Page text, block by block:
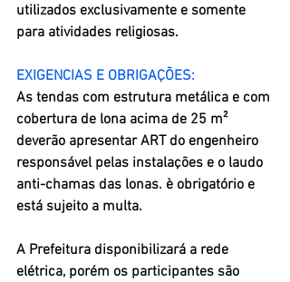
utilizados exclusivamente e somente
para atividades religiosas.
EXIGENCIAS E OBRIGAÇÕES:
As tendas com estrutura metálica e com
cobertura de lona acima de 25 m²
deverão apresentar ART do engenheiro
responsável pelas instalações e o laudo
anti-chamas das lonas. è obrigatório e
está sujeito a multa.​
A Prefeitura disponibilizará a rede
elétrica, porém os participantes são